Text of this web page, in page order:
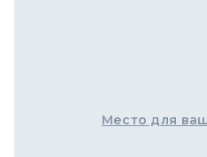
Место для